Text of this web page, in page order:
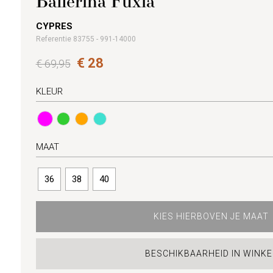
CYPRES
Referentie 83755 - 991-14000
€ 69,95 € 28
KLEUR
MAAT
36 38 40
KIES HIERBOVEN JE MAAT
BESCHIKBAARHEID IN